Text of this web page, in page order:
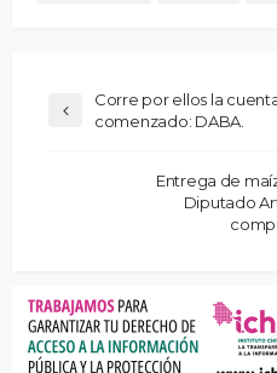
Corre por ellos la
comenzado: DABA.
Entrega de
Diputado